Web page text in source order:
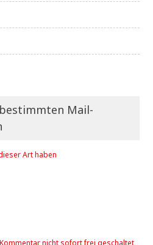
Mail-
Art haben
nicht sofort frei geschaltet